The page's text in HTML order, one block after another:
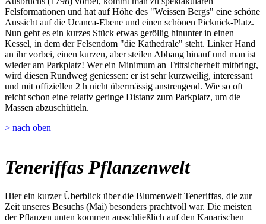
Felsformationen und hat auf Höhe des "Weissen Bergs" eine schöne
Aussicht auf die Ucanca-Ebene und einen schönen Picknick-Platz.
Nun geht es ein kurzes Stück etwas geröllig hinunter in einen
Kessel, in dem der Felsendom "die Kathedrale" steht. Linker Hand
an ihr vorbei, einen kurzen, aber steilen Abhang hinauf und man ist
wieder am Parkplatz! Wer ein Minimum an Trittsicherheit mitbringt,
wird diesen Rundweg geniessen: er ist sehr kurzweilig, interessant
und mit offiziellen 2 h nicht übermässig anstrengend. Wie so oft
reicht schon eine relativ geringe Distanz zum Parkplatz, um die
Massen abzuschütteln.
> nach oben
Teneriffas Pflanzenwelt
Hier ein kurzer Überblick über die Blumenwelt Teneriffas, die zur
Zeit unseres Besuchs (Mai) besonders prachtvoll war. Die meisten
der Pflanzen unten kommen ausschließlich auf den Kanarischen